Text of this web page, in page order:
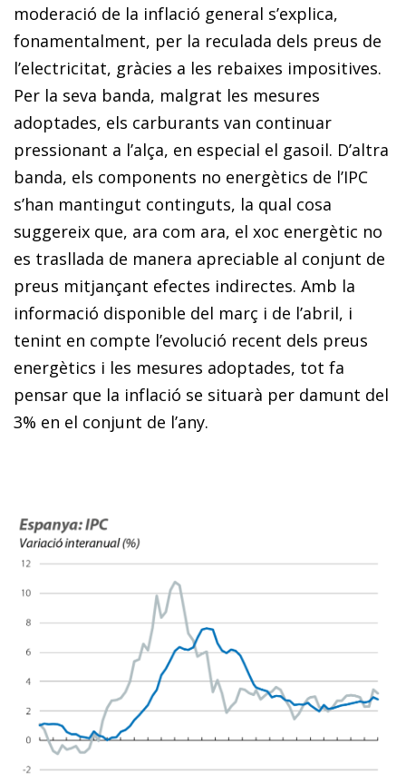
moderació de la inflació general s’explica,
fonamentalment, per la reculada dels preus de
l’electricitat, gràcies a les rebaixes impositives.
Per la seva banda, malgrat les mesures
adoptades, els carburants van continuar
pressionant a l’alça, en especial el gasoil. D’altra
banda, els components no energètics de l’IPC
s’han mantingut continguts, la qual cosa
suggereix que, ara com ara, el xoc energètic no
es trasllada de manera apreciable al conjunt de
preus mitjançant efectes indirectes. Amb la
informació disponible del març i de l’abril, i
tenint en compte l’evolució recent dels preus
energètics i les mesures adoptades, tot fa
pensar que la inflació se situarà per damunt del
3% en el conjunt de l’any.